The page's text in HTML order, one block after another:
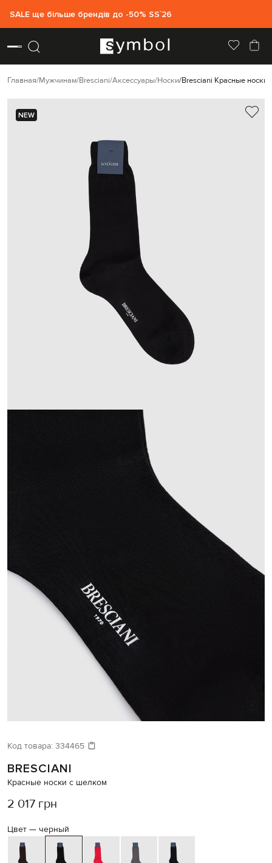
SALE ще більше брендів до -50% SS`26
Главная Мужчинам Bresciani Аксессуары Носки Bresciani Красные носки
NEW
Код товара: 334465
BRESCIANI
Красные носки с шелком
2 017 грн
Цвет — черный